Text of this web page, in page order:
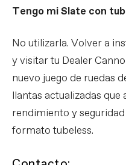
Tengo mi Slate con
No utilizarla. Volver a
y visitar tu Dealer
nuevo juego de ruedas
llantas actualizadas que
rendimiento y
formato tubeless.